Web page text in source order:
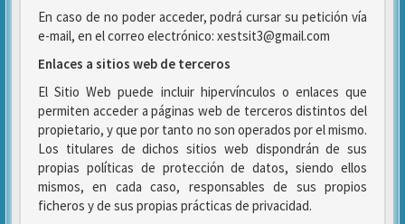
En caso de no poder acceder, podrá cursar su petición vía
e-mail, en el correo electrónico: xestsit3@gmail.com
Enlaces a sitios web de terceros
El Sitio Web puede incluir hipervínculos o enlaces que
permiten acceder a páginas web de terceros distintos del
propietario, y que por tanto no son operados por el mismo.
Los titulares de dichos sitios web dispondrán de sus
propias políticas de protección de datos, siendo ellos
mismos, en cada caso, responsables de sus propios
ficheros y de sus propias prácticas de privacidad.